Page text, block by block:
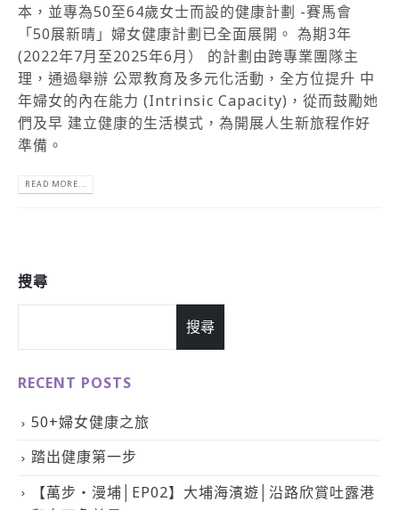
本，並專為50至64歲女士而設的健康計劃 -賽馬會
「50展新晴」婦女健康計劃已全面展開。 為期3年
(2022年7月至2025年6月） 的計劃由跨專業團隊主
理，通過舉辦 公眾教育及多元化活動，全方位提升 中
年婦女的內在能力 (Intrinsic Capacity)，從而鼓勵她
們及早 建立健康的生活模式，為開展人生新旅程作好
準備。
READ MORE...
搜尋
搜尋
RECENT POSTS
50+婦女健康之旅
踏出健康第一步
【萬步‧漫埔│EP02】大埔海濱遊│沿路欣賞吐露港